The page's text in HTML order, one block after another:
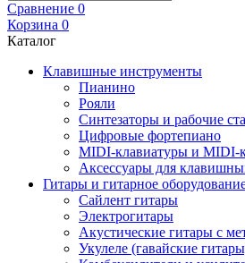
Сравнение 0
Корзина 0
Каталог
Клавишные инструменты
Пианино
Рояли
Синтезаторы и рабочие
Цифровые фортепиано
MIDI-клавиатуры и MIDI-
Аксессуары для
Гитары и гитарное
Сайлент гитары
Электрогитары
Акустические гитары с
Укулеле (гавайские